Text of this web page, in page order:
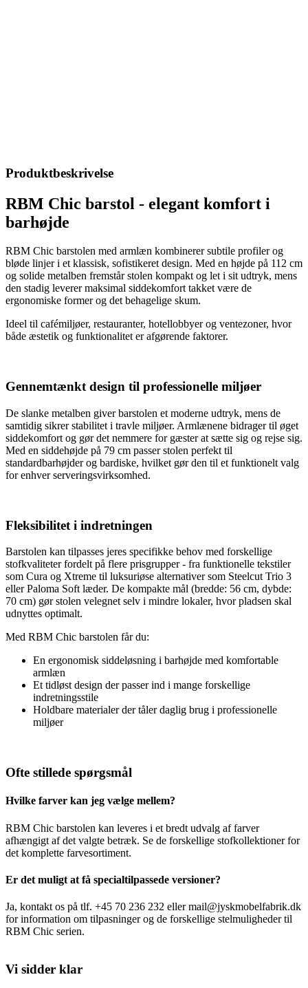
Produktbeskrivelse
RBM Chic barstol - elegant komfort i
barhøjde
RBM Chic barstolen med armlæn kombinerer subtile profiler og
bløde linjer i et klassisk, sofistikeret design. Med en højde på 112 cm
og solide metalben fremstår stolen kompakt og let i sit udtryk, mens
den stadig leverer maksimal siddekomfort takket være de
ergonomiske former og det behagelige skum.
Ideel til cafémiljøer, restauranter, hotellobbyer og ventezoner, hvor
både æstetik og funktionalitet er afgørende faktorer.
Gennemtænkt design til professionelle miljøer
De slanke metalben giver barstolen et moderne udtryk, mens de
samtidig sikrer stabilitet i travle miljøer. Armlænene bidrager til øget
siddekomfort og gør det nemmere for gæster at sætte sig og rejse sig.
Med en siddehøjde på 79 cm passer stolen perfekt til
standardbarhøjder og bardiske, hvilket gør den til et funktionelt valg
for enhver serveringsvirksomhed.
Fleksibilitet i indretningen
Barstolen kan tilpasses jeres specifikke behov med forskellige
stofkvaliteter fordelt på flere prisgrupper - fra funktionelle tekstiler
som Cura og Xtreme til luksuriøse alternativer som Steelcut Trio 3
eller Paloma Soft læder. De kompakte mål (bredde: 56 cm, dybde:
70 cm) gør stolen velegnet selv i mindre lokaler, hvor pladsen skal
udnyttes optimalt.
Med RBM Chic barstolen får du:
En ergonomisk siddeløsning i barhøjde med komfortable
armlæn
Et tidløst design der passer ind i mange forskellige
indretningsstile
Holdbare materialer der tåler daglig brug i professionelle
miljøer
Ofte stillede spørgsmål
Hvilke farver kan jeg vælge mellem?
RBM Chic barstolen kan leveres i et bredt udvalg af farver
afhængigt af det valgte betræk. Se de forskellige stofkollektioner for
det komplette farvesortiment.
Er det muligt at få specialtilpassede versioner?
Ja, kontakt os på tlf. +45 70 236 232 eller mail@jyskmobelfabrik.dk
for information om tilpasninger og de forskellige stelmuligheder til
RBM Chic serien.
Vi sidder klar